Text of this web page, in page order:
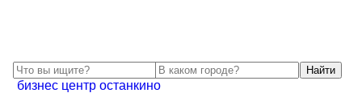
бизнес центр останкино